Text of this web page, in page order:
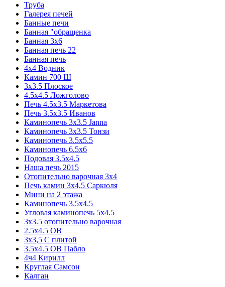
Труба
Галерея печей
Банные печи
Банная "обращенка
Банная 3х6
Банная печь 22
Банная печь
4х4 Водник
Камин 700 Ш
3x3.5 Плоское
4.5x4.5 Ложголово
Печь 4.5x3.5 Маркетова
Печь 3.5x3.5 Иванов
Каминопечь 3x3.5 Janna
Каминопечь 3x3.5 Тонзи
Каминопечь 3.5х5.5
Каминопечь 6.5x6
Подовая 3.5х4.5
Наша печь 2015
Отопительно варочная 3х4
Печь камин 3х4,5 Саркюля
Мини на 2 этажа
Каминопечь 3.5х4.5
Угловая каминопечь 5х4.5
3х3.5 отопительно варочная
2.5х4.5 ОВ
3х3,5 C плитой
3.5х4.5 ОВ Пабло
4ч4 Кирилл
Круглая Самсон
Калган